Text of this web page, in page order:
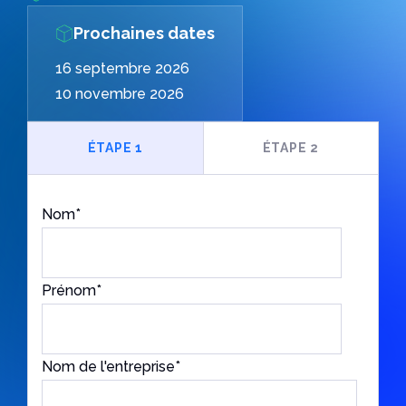
Présentiel | Distanciel
Comment installer Abaqus ?
Le logiciel Abaqus est un outil d’analyse par éléments
Prochaines dates
16 septembre 2026
10 novembre 2026
ÉTAPE 1 ÉTAPE 2
Nom*
Prénom*
Nom de l'entreprise*